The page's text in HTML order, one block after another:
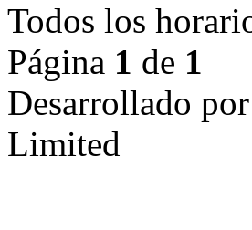
Todos los
Página 1 de 1
Desarrollado por
Limited